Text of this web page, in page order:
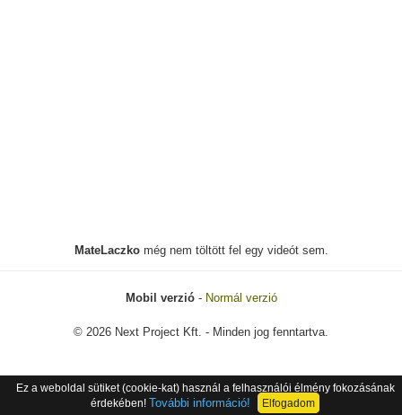
MateLaczkomég nem töltött fel egy videót sem.
Mobil verzió- Normál verzió
© 2026 Next Project Kft. - Minden jog fenntartva.
Ez a weboldal sütiket (cookie-kat) használ a felhasználói élmény fokozásának
érdekében! További információ! Elfogadom